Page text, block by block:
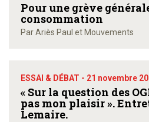
Pour une grève
consommation
Par Ariès Paul et Mouvements
ESSAI & DÉBAT - 21 novembre
« Sur la question des
pas mon plaisir ».
Lemaire.